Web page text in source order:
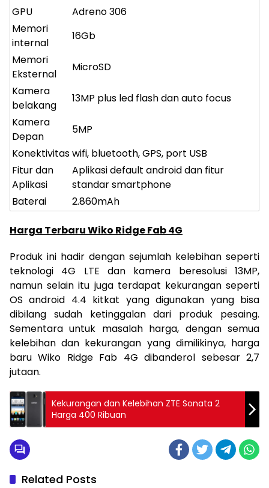
GPU
Adreno 306
Memori
internal
16Gb
Memori
Eksternal
MicroSD
Kamera
belakang
13MP plus led flash dan auto focus
Kamera
Depan
5MP
Konektivitaswifi, bluetooth, GPS, port USB
Fitur dan
Aplikasi
Aplikasi default android dan fitur
standar smartphone
Baterai
2.860mAh
Harga Terbaru Wiko Ridge Fab 4G
Produk ini hadir dengan sejumlah kelebihan seperti
teknologi 4G LTE dan kamera beresolusi 13MP,
namun selain itu juga terdapat kekurangan seperti
OS android 4.4 kitkat yang digunakan yang bisa
dibilang sudah ketinggalan dari produk pesaing.
Sementara untuk masalah harga, dengan semua
kelebihan dan kekurangan yang dimilikinya, harga
baru Wiko Ridge Fab 4G dibanderol sebesar 2,7
jutaan.
Kekurangan dan Kelebihan ZTE Sonata 2
Harga 400 Ribuan
Related Posts